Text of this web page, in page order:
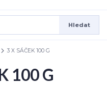
Hledat
3 X SÁČEK 100 G
100 G